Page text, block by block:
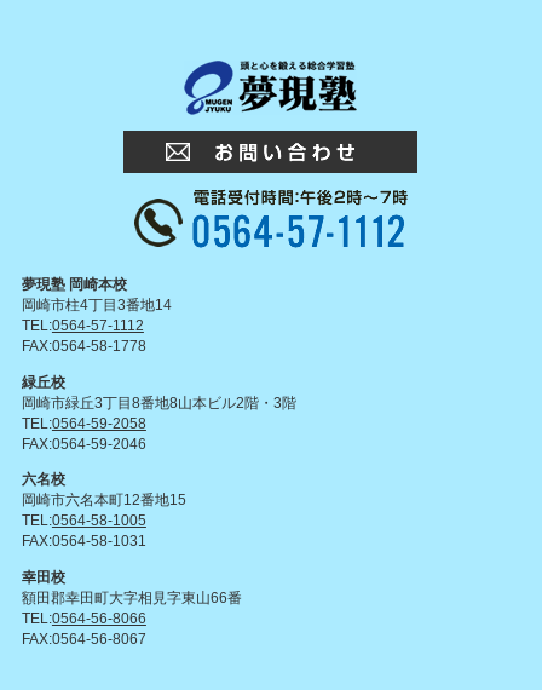
夢現塾 岡崎本校
岡崎市柱4丁目3番地14
TEL:0564-57-1112
FAX:0564-58-1778
緑丘校
岡崎市緑丘3丁目8番地8山本ビル2階・3階
TEL:0564-59-2058
FAX:0564-59-2046
六名校
岡崎市六名本町12番地15
TEL:0564-58-1005
FAX:0564-58-1031
幸田校
額田郡幸田町大字相見字東山66番
TEL:0564-56-8066
FAX:0564-56-8067